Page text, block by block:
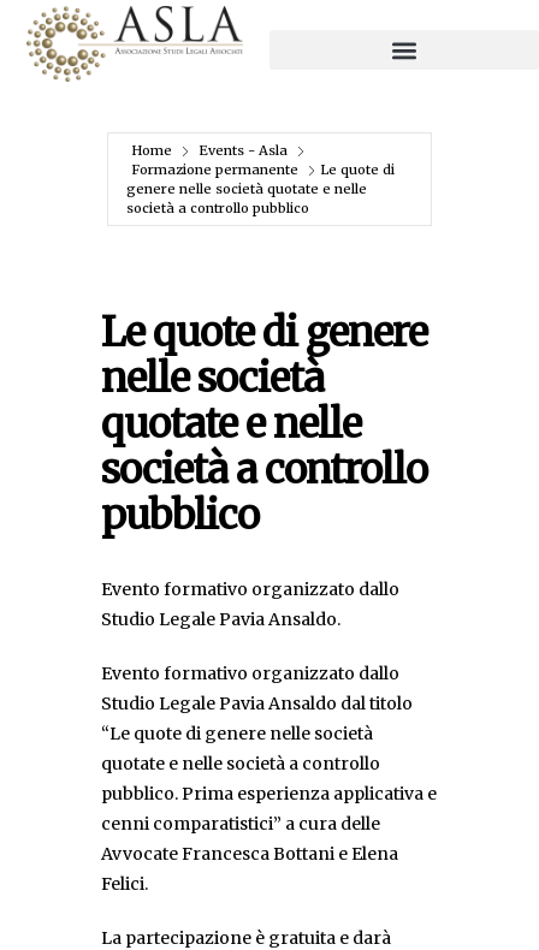
Home
Events - Asla
Formazione permanente
Le quote di
genere nelle società quotate e nelle
società a controllo pubblico
Le quote di genere
nelle società
quotate e nelle
società a controllo
pubblico
Evento formativo organizzato dallo
Studio Legale Pavia Ansaldo.
Evento formativo organizzato dallo
Studio Legale Pavia Ansaldo dal titolo
“Le quote di genere nelle società
quotate e nelle società a controllo
pubblico. Prima esperienza applicativa e
cenni comparatistici” a cura delle
Avvocate Francesca Bottani e Elena
Felici.
La partecipazione è gratuita e darà